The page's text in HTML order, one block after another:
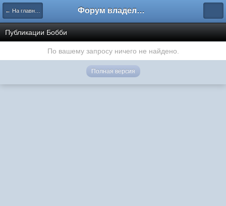
← На главную Форум владельцев интернет-магазинов
Публикации Бобби
По вашему запросу ничего не найдено.
Полная версия